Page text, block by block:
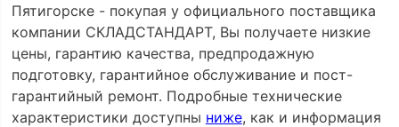
Пятигорске - покупая у официального поставщика
компании СКЛАДСТАНДАРТ, Вы получаете низкие
цены, гарантию качества, предпродажную
подготовку, гарантийное обслуживание и пост-
гарантийный ремонт. Подробные технические
характеристики доступны ниже, как и информация